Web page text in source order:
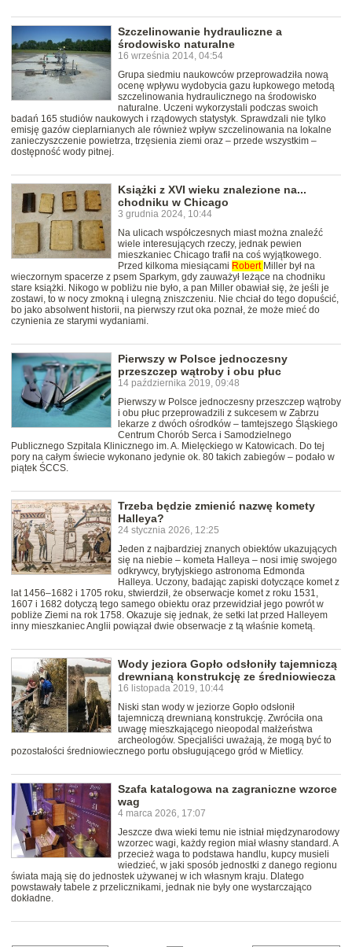
Szczelinowanie hydrauliczne a
środowisko naturalne
16 września 2014, 04:54
Grupa siedmiu naukowców przeprowadziła nową
ocenę wpływu wydobycia gazu łupkowego metodą
szczelinowania hydraulicznego na środowisko
naturalne. Uczeni wykorzystali podczas swoich
badań 165 studiów naukowych i rządowych statystyk. Sprawdzali nie tylko
emisję gazów cieplarnianych ale również wpływ szczelinowania na lokalne
zanieczyszczenie powietrza, trzęsienia ziemi oraz – przede wszystkim –
dostępność wody pitnej.
Książki z XVI wieku znalezione na...
chodniku w Chicago
3 grudnia 2024, 10:44
Na ulicach współczesnych miast można znaleźć
wiele interesujących rzeczy, jednak pewien
mieszkaniec Chicago trafił na coś wyjątkowego.
Przed kilkoma miesiącami Robert Miller był na
wieczornym spacerze z psem Sparkym, gdy zauważył leżące na chodniku
stare książki. Nikogo w pobliżu nie było, a pan Miller obawiał się, że jeśli je
zostawi, to w nocy zmokną i ulegną zniszczeniu. Nie chciał do tego dopuścić,
bo jako absolwent historii, na pierwszy rzut oka poznał, że może mieć do
czynienia ze starymi wydaniami.
Pierwszy w Polsce jednoczesny
przeszczep wątroby i obu płuc
14 października 2019, 09:48
Pierwszy w Polsce jednoczesny przeszczep wątroby
i obu płuc przeprowadzili z sukcesem w Zabrzu
lekarze z dwóch ośrodków – tamtejszego Śląskiego
Centrum Chorób Serca i Samodzielnego
Publicznego Szpitala Klinicznego im. A. Mielęckiego w Katowicach. Do tej
pory na całym świecie wykonano jedynie ok. 80 takich zabiegów – podało w
piątek ŚCCS.
Trzeba będzie zmienić nazwę komety
Halleya?
24 stycznia 2026, 12:25
Jeden z najbardziej znanych obiektów ukazujących
się na niebie – kometa Halleya – nosi imię swojego
odkrywcy, brytyjskiego astronoma Edmonda
Halleya. Uczony, badając zapiski dotyczące komet z
lat 1456–1682 i 1705 roku, stwierdził, że obserwacje komet z roku 1531,
1607 i 1682 dotyczą tego samego obiektu oraz przewidział jego powrót w
pobliże Ziemi na rok 1758. Okazuje się jednak, że setki lat przed Halleyem
inny mieszkaniec Anglii powiązał dwie obserwacje z tą właśnie kometą.
Wody jeziora Gopło odsłoniły tajemniczą
drewnianą konstrukcję ze średniowiecza
16 listopada 2019, 10:44
Niski stan wody w jeziorze Gopło odsłonił
tajemniczą drewnianą konstrukcję. Zwróciła ona
uwagę mieszkającego nieopodal małżeństwa
archeologów. Specjaliści uważają, że mogą być to
pozostałości średniowiecznego portu obsługującego gród w Mietlicy.
Szafa katalogowa na zagraniczne wzorce
wag
4 marca 2026, 17:07
Jeszcze dwa wieki temu nie istniał międzynarodowy
wzorzec wagi, każdy region miał własny standard. A
przecież waga to podstawa handlu, kupcy musieli
wiedzieć, w jaki sposób jednostki z danego regionu
świata mają się do jednostek używanej w ich własnym kraju. Dlatego
powstawały tabele z przelicznikami, jednak nie były one wystarczająco
dokładne.